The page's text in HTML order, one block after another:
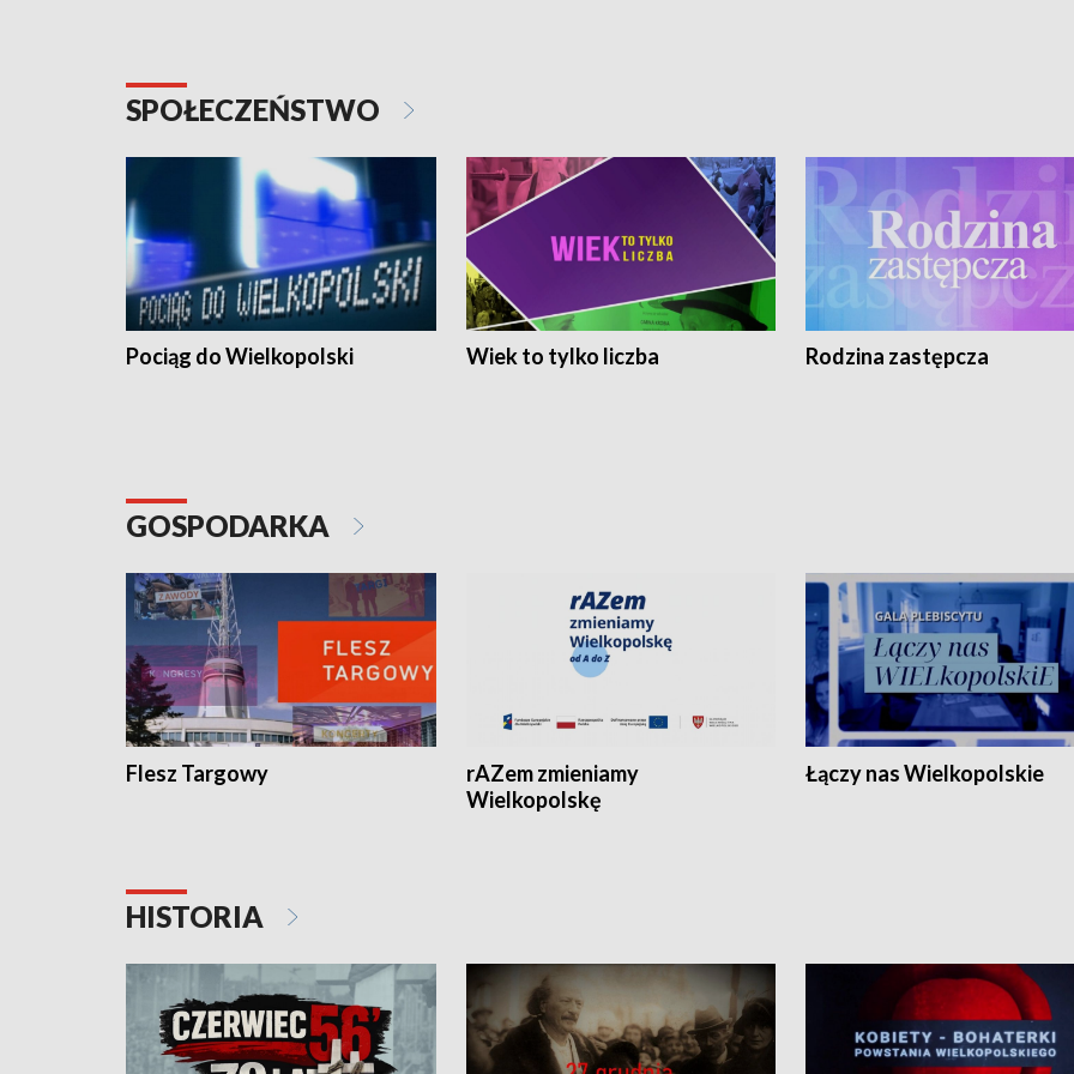
SPOŁECZEŃSTWO
Pociąg do Wielkopolski Wiek to tylko liczba Rodzina zastępcza
GOSPODARKA
Flesz Targowy
rAZem zmieniamy
Wielkopolskę
Łączy nas Wielkopolskie
HISTORIA